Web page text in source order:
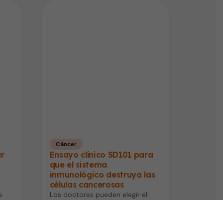
Cáncer
Ensayo clínico SD101 para
que el sistema
inmunológico destruya las
células cancerosas
Los doctores pueden elegir el